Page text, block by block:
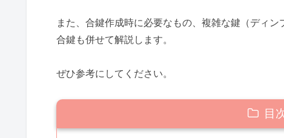
また、合鍵作成時に必要なもの、複雑な鍵（ディ
合鍵も併せて解説します。
ぜひ参考にしてください。
目